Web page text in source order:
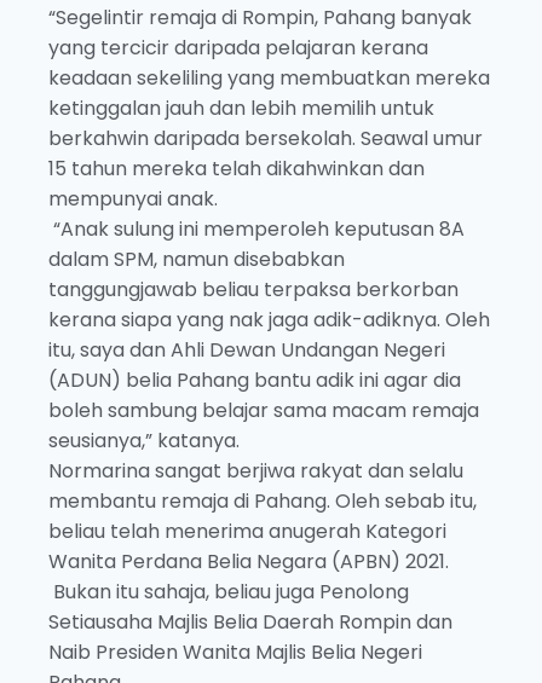
“Segelintir remaja di Rompin, Pahang banyak
yang tercicir daripada pelajaran kerana
keadaan sekeliling yang membuatkan mereka
ketinggalan jauh dan lebih memilih untuk
berkahwin daripada bersekolah. Seawal umur
15 tahun mereka telah dikahwinkan dan
mempunyai anak.
“Anak sulung ini memperoleh keputusan 8A
dalam SPM, namun disebabkan
tanggungjawab beliau terpaksa berkorban
kerana siapa yang nak jaga adik-adiknya. Oleh
itu, saya dan Ahli Dewan Undangan Negeri
(ADUN) belia Pahang bantu adik ini agar dia
boleh sambung belajar sama macam remaja
seusianya,” katanya.
Normarina sangat berjiwa rakyat dan selalu
membantu remaja di Pahang. Oleh sebab itu,
beliau telah menerima anugerah Kategori
Wanita Perdana Belia Negara (APBN) 2021.
Bukan itu sahaja, beliau juga Penolong
Setiausaha Majlis Belia Daerah Rompin dan
Naib Presiden Wanita Majlis Belia Negeri